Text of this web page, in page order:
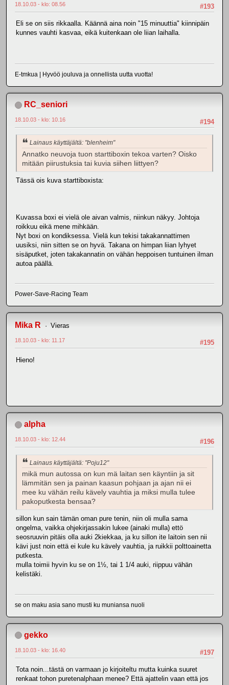
#193
18.10.03 - klo: 08.56
Eli se on siis rikkaalla. Käännä aina noin "15 minuuttia" kiinnipäin
kunnes vauhti kasvaa, eikä kuitenkaan ole liian laihalla.
E-tmkua | Hyvöö jouluva ja onnellista uutta vuotta!
RC_seniori
#194
18.10.03 - klo: 10.16
Lainaus käyttäjältä: "blenheim"
Annatko neuvoja tuon starttiboxin tekoa varten? Oisko
mitään piirustuksia tai kuvia siihen liittyen?
Tässä ois kuva starttiboxista:
Kuvassa boxi ei vielä ole aivan valmis, niinkun näkyy. Johtoja
roikkuu eikä mene mihkään.
Nyt boxi on kondiksessa. Vielä kun tekisi takakannattimen
uusiksi, niin sitten se on hyvä. Takana on himpan liian lyhyet
sisäputket, joten takakannatin on vähän heppoisen tuntuinen ilman
autoa päällä.
Power-Save-Racing Team
Mika R Vieras
#195
18.10.03 - klo: 11.17
Hieno!
alpha
#196
18.10.03 - klo: 12.44
Lainaus käyttäjältä: "Poju12"
mikä mun autossa on kun mä laitan sen käyntiin ja sit
lämmitän sen ja painan kaasun pohjaan ja ajan nii ei
mee ku vähän reilu kävely vauhtia ja miksi mulla tulee
pakoputkesta bensaa?
sillon kun sain tämän oman pure tenin, niin oli mulla sama
ongelma, vaikka ohjekirjassakin lukee (ainaki mulla) ettö
seosruuvin pitäis olla auki 2kiekkaa, ja ku sillon ite laitoin sen nii
kävi just noin että ei kule ku kävely vauhtia, ja ruikkii polttoainetta
putkesta.
mulla toimii hyvin ku se on 1½, tai 1 1/4 auki, riippuu vähän
kelistäki.
se on maku asia sano musti ku muniansa nuoli
gekko
#197
18.10.03 - klo: 16.40
Tota noin...tästä on varmaan jo kirjoiteltu mutta kuinka suuret
renkaat tohon puretenalphaan menee? Että ajattelin vaan että jos